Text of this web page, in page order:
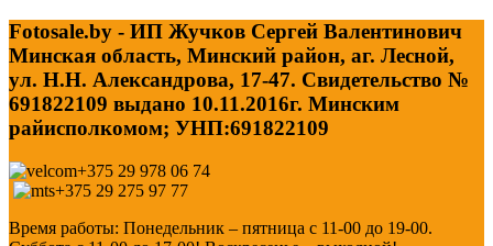
Fotosale.by - ИП Жучков Сергей Валентинович
Минская область, Минский район, аг. Лесной,
ул. Н.Н. Александрова, 17-47. Свидетельство №
691822109 выдано 10.11.2016г. Минским
райисполкомом; УНП:691822109
+375 29 978 06 74
+375 29 275 97 77
Время работы: Понедельник – пятница с 11-00 до 19-00.